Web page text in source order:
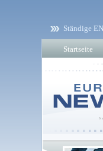
Ständige
Startseite